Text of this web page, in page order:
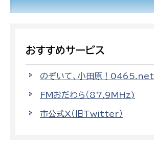
おすすめサービス
のぞいて、小田原！0465.net
FMおだわら（87.9MHz)
市公式X（旧Twitter）